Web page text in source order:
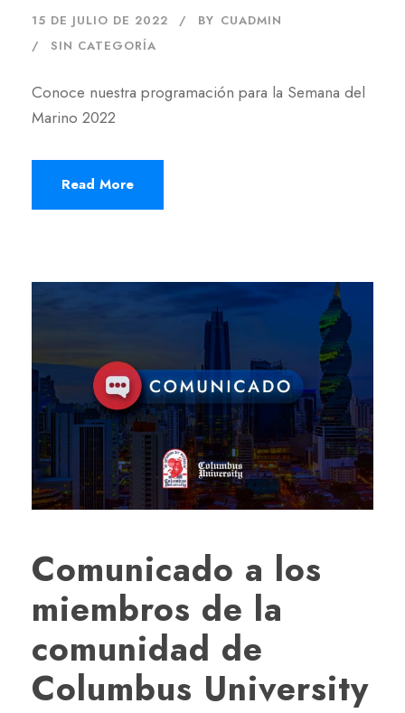
15 DE JULIO DE 2022 BY CUADMIN
SIN CATEGORÍA
Conoce nuestra programación para la Semana del
Marino 2022
Read More
Comunicado a los
miembros de la
comunidad de
Columbus University